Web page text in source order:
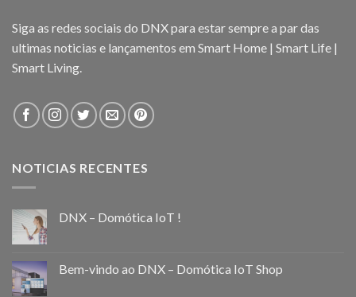
Siga as redes sociais do DNX para estar sempre a par das
ultimas noticias e lançamentos em Smart Home | Smart Life |
Smart Living.
NOTICIAS RECENTES
DNX – Domótica IoT !
Bem-vindo ao DNX – Domótica IoT Shop